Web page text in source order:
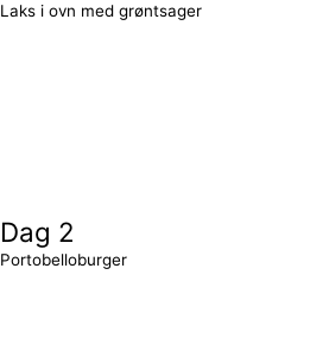
Laks i ovn med grøntsager
Dag 2
Portobelloburger